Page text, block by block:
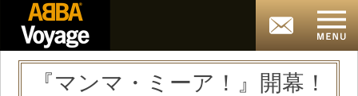
『マンマ・ミーア！』開幕！